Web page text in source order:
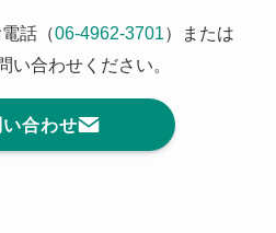
話（06-4962-3701 ）または
い合わせください。
い合わせ